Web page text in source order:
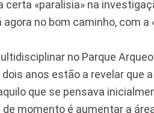
certa «paralisia» na
no bom caminho, com a
no Parque
anos estão a revelar que a
que se pensava
momento é aumentar a